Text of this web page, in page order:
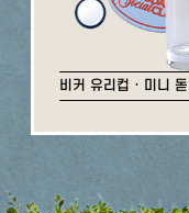
비커 유리컵 · 미니